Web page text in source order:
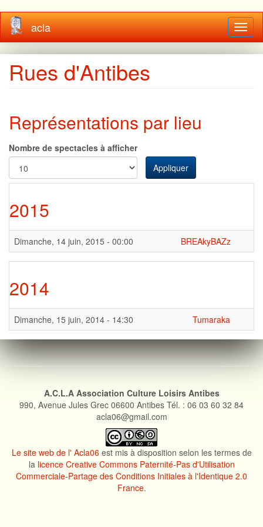
Aller
au
contenu
principal
acla
Rues d'Antibes
Représentations par lieu
Nombre de spectacles à afficher
Appliquer
2015
Dimanche, 14 juin, 2015 - 00:00 BREAkyBAZz
2014
Dimanche, 15 juin, 2014 - 14:30 Tumaraka
A.C.L.A Association Culture Loisirs Antibes
990, Avenue Jules Grec 06600 Antibes Tél. : 06 03 60 32 84
acla06@gmail.com
Le site web de l' Acla06 est mis à disposition selon les termes de
la licence Creative Commons Paternité-Pas d'Utilisation
Commerciale-Partage des Conditions Initiales à l'Identique 2.0
France.